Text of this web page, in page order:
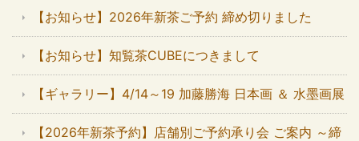
【お知らせ】2026年新茶ご予約 締め切りました
【お知らせ】知覧茶CUBEにつきまして
【ギャラリー】4/14～19 加藤勝海 日本画 ＆ 水墨画展
【2026年新茶予約】店舗別ご予約承り会 ご案内 ～締